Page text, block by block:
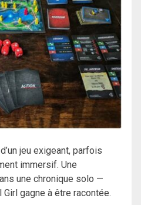
jeu exigeant, parfois
immersif. Une
une chronique solo —
gagne à être racontée.